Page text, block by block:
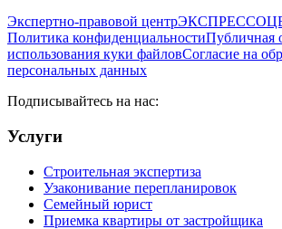
Экспертно-правовой центрЭКСПРЕСС
Политика конфиденциальностиПубличная
использования куки файловСогласие на
персональных данных
Подписывайтесь на нас:
Услуги
Строительная экспертиза
Узаконивание перепланировок
Семейный юрист
Приемка квартиры от застройщика